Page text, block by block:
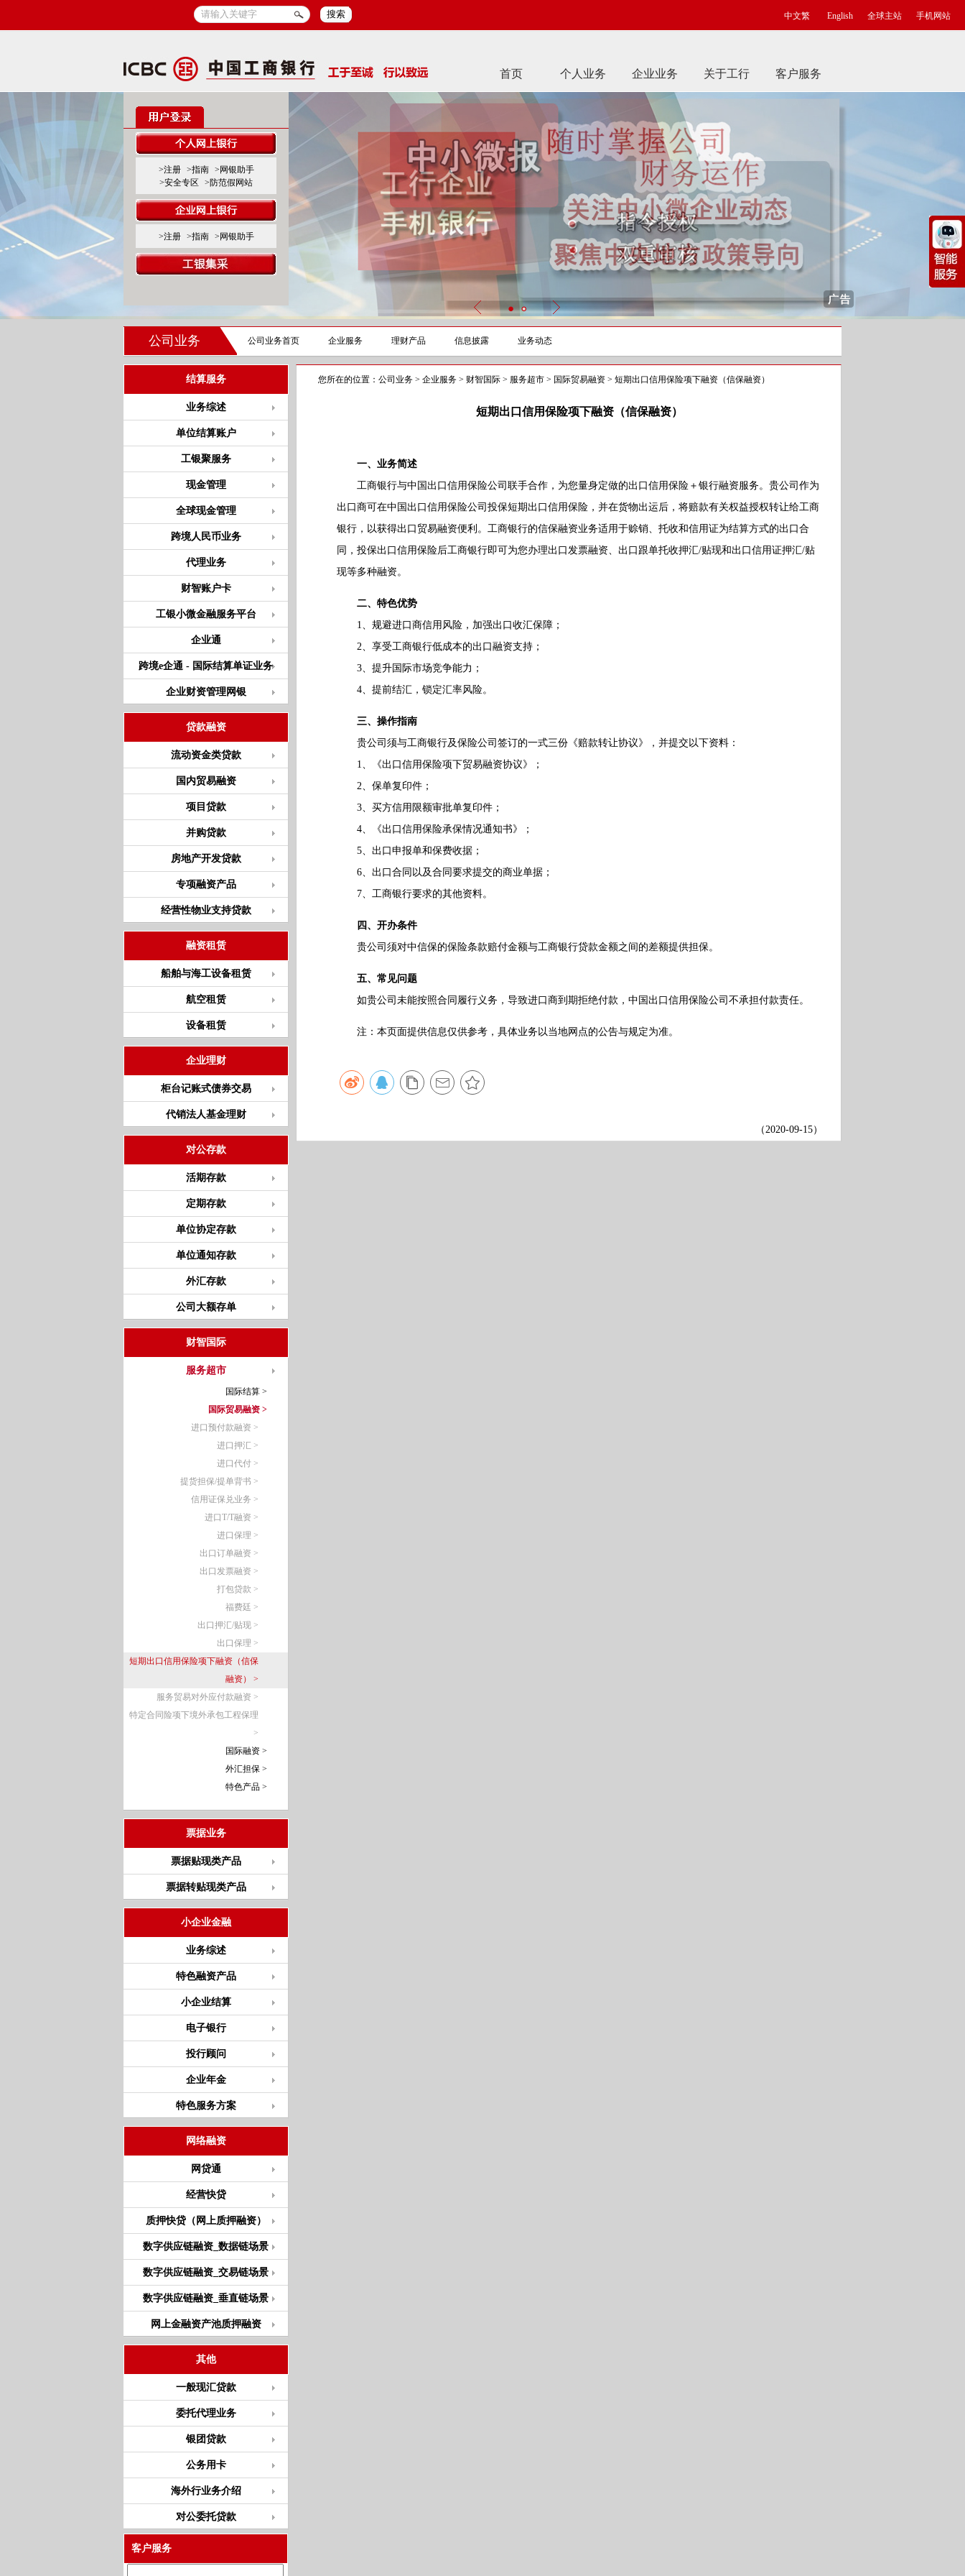
搜索 中文繁 English 全球主站 手机网站
首页 个人业务 企业业务 关于工行 客户服务
>注册 >指南
>网银助手
>安全专区
>防范假网站
>注册 >指南 >网银助手
公司业务 公司业务首页 企业服务 理财产品 信息披露 业务动态
结算服务
业务综述
单位结算账户
工银聚服务
现金管理
全球现金管理
跨境人民币业务
代理业务
财智账户卡
工银小微金融服务平台
企业通
跨境e企通 - 国际结算单证业务
企业财资管理网银
贷款融资
流动资金类贷款
国内贸易融资
项目贷款
并购贷款
房地产开发贷款
专项融资产品
经营性物业支持贷款
融资租赁
船舶与海工设备租赁
航空租赁
设备租赁
企业理财
柜台记账式债券交易
代销法人基金理财
对公存款
活期存款
定期存款
单位协定存款
单位通知存款
外汇存款
公司大额存单
财智国际
服务超市
国际结算 >
国际贸易融资 >
进口预付款融资 >
进口押汇 >
进口代付 >
提货担保/提单背书 >
信用证保兑业务 >
进口T/T融资 >
进口保理 >
出口订单融资 >
出口发票融资 >
打包贷款 >
福费廷 >
出口押汇/贴现 >
出口保理 >
短期出口信用保险项下融资（信保
融资） >
服务贸易对外应付款融资 >
特定合同险项下境外承包工程保理
>
国际融资 >
外汇担保 >
特色产品 >
票据业务
票据贴现类产品
票据转贴现类产品
小企业金融
业务综述
特色融资产品
小企业结算
电子银行
投行顾问
企业年金
特色服务方案
网络融资
网贷通
经营快贷
质押快贷（网上质押融资）
数字供应链融资_数据链场景
数字供应链融资_交易链场景
数字供应链融资_垂直链场景
网上金融资产池质押融资
其他
一般现汇贷款
委托代理业务
银团贷款
公务用卡
海外行业务介绍
对公委托贷款
客户服务
您所在的位置： 公司业务 > 企业服务 > 财智国际 > 服务超市 > 国际贸易融资 > 短期出口信用保险项下融资（信保融资）
短期出口信用保险项下融资（信保融资）
一、业务简述
工商银行与中国出口信用保险公司联手合作，为您量身定做的出口信用保险＋银行融资服务。贵公司作为
出口商可在中国出口信用保险公司投保短期出口信用保险，并在货物出运后，将赔款有关权益授权转让给工商
银行，以获得出口贸易融资便利。工商银行的信保融资业务适用于赊销、托收和信用证为结算方式的出口合
同，投保出口信用保险后工商银行即可为您办理出口发票融资、出口跟单托收押汇/贴现和出口信用证押汇/贴
现等多种融资。
二、特色优势
1、规避进口商信用风险，加强出口收汇保障；
2、享受工商银行低成本的出口融资支持；
3、提升国际市场竞争能力；
4、提前结汇，锁定汇率风险。
三、操作指南
贵公司须与工商银行及保险公司签订的一式三份《赔款转让协议》，并提交以下资料：
1、《出口信用保险项下贸易融资协议》；
2、保单复印件；
3、买方信用限额审批单复印件；
4、《出口信用保险承保情况通知书》；
5、出口申报单和保费收据；
6、出口合同以及合同要求提交的商业单据；
7、工商银行要求的其他资料。
四、开办条件
贵公司须对中信保的保险条款赔付金额与工商银行贷款金额之间的差额提供担保。
五、常见问题
如贵公司未能按照合同履行义务，导致进口商到期拒绝付款，中国出口信用保险公司不承担付款责任。
注：本页面提供信息仅供参考，具体业务以当地网点的公告与规定为准。
（2020-09-15）